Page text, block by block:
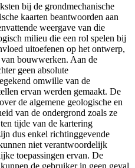
bij de grondmechanische
kaarten beantwoorden aan
weergave van die
milieu die een rol spelen bij
uitoefenen op het ontwerp,
bouwwerken. Aan de
geen absolute
omwille van de
ervan werden gemaakt. De
de algemene geologische en
van de ondergrond zoals ze
tijde van de kartering
dus enkel richtinggevende
niet verantwoordelijk
toepassingen ervan. De
de gebruiker in geen geval